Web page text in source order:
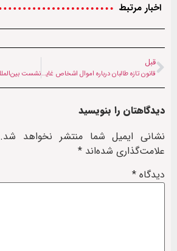
اخبار مرتبط
قبل
قانون تازه طالبان درباره اموال اشخاص غایب؛ واگذاری املاک تصرف‌شده مشروط به حکم قاضی
دیدگاهتان را بنویسید
نشانی ایمیل شما منتشر نخواهد شد.
علامت‌گذاری شده‌اند *
دیدگاه *